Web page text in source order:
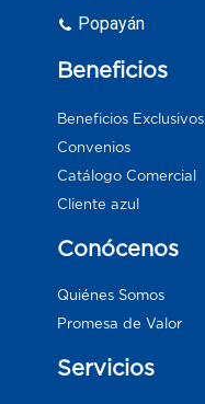
Popayán
Beneficios
Beneficios Exclusivos
Convenios
Catálogo Comercial
Cliente azul
Conócenos
Quiénes Somos
Promesa de Valor
Servicios